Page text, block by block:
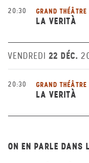
20:30 GRAND THÉÂTRE
LA VERITÀ
VENDREDI 22 DÉC.
20:30 GRAND THÉÂTRE
LA VERITÀ
ON EN PARLE DANS